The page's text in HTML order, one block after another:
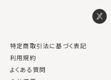
特定商取引法に基づく表記
利用規約
よくある質問